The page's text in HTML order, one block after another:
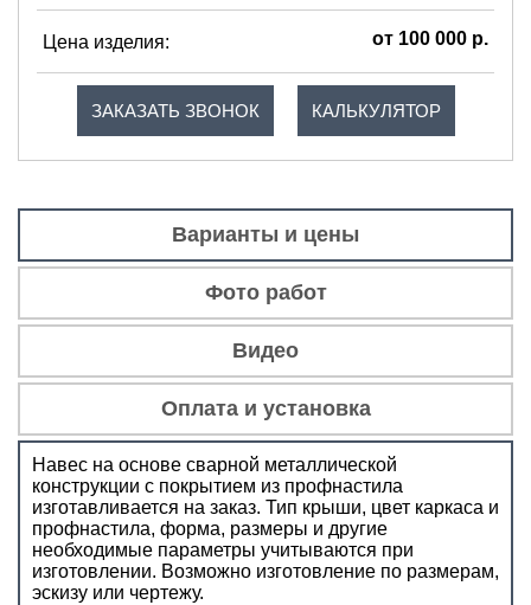
Цена изделия: от 100 000 р.
ЗАКАЗАТЬ ЗВОНОК КАЛЬКУЛЯТОР
Варианты и цены
Фото работ
Видео
Оплата и установка
Навес на основе сварной металлической
конструкции с покрытием из профнастила
изготавливается на заказ. Тип крыши, цвет каркаса и
профнастила, форма, размеры и другие
необходимые параметры учитываются при
изготовлении. Возможно изготовление по размерам,
эскизу или чертежу.